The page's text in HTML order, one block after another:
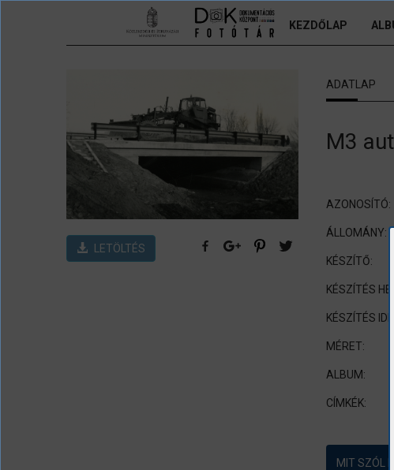
KEZDŐLAP
LETÖLTÉS
ADATLAP
M3
AZONOSÍTÓ:
ÁLLOMÁNY:
KÉSZÍTŐ:
KÉSZÍTÉS
KÉSZÍTÉS
MÉRET:
ALBUM:
CÍMKÉK:
MIT SZÓL